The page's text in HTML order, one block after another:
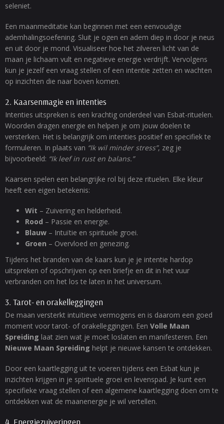
seleniet.
Een maanmeditatie kan beginnen met een eenvoudige
ademhalingsoefening. Sluit je ogen en adem diep in door je neus
en uit door je mond. Visualiseer hoe het zilveren licht van de
maan je lichaam vult en negatieve energie verdrijft. Vervolgens
kun je jezelf een vraag stellen of een intentie zetten en wachten
op inzichten die naar boven komen.
2. Kaarsenmagie en intenties
Intenties uitspreken is een krachtig onderdeel van Esbat-rituelen.
Woorden dragen energie en helpen je om jouw doelen te
versterken. Het is belangrijk om intenties positief en specifiek te
formuleren. In plaats van “Ik wil minder stress”, zeg je
bijvoorbeeld: “Ik leef in rust en balans.”
Kaarsen spelen een belangrijke rol bij deze rituelen. Elke kleur
heeft een eigen betekenis:
Wit – Zuivering en helderheid.
Rood – Passie en energie.
Blauw – Intuïtie en spirituele groei.
Groen – Overvloed en genezing.
Tijdens het branden van de kaars kun je je intentie hardop
uitspreken of opschrijven op een briefje en dit in het vuur
verbranden om het los te laten in het universum.
3. Tarot- en orakelleggingen
De maan versterkt intuïtieve vermogens en is daarom een goed
moment voor tarot- of orakelleggingen. Een Volle Maan
Spreiding laat zien wat je moet loslaten en manifesteren. Een
Nieuwe Maan Spreiding helpt je nieuwe kansen te ontdekken.
Door een kaartlegging uit te voeren tijdens een Esbat kun je
inzichten krijgen in je spirituele groei en levenspad. Je kunt een
specifieke vraag stellen of een algemene kaartlegging doen om te
ontdekken wat de maanenergie je wil vertellen.
4. Energiezuiveringen